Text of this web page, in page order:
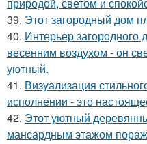
39. Этот загородный дом
40. Интерьер загородного
весенним воздухом - он
уютный.
41. Визуализация
исполнении - это
42. Этот уютный
мансардным этажом